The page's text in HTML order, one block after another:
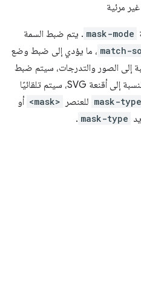
غير مرئية
mask-mode . يتم ضبط السمة
match- ، ما يؤدي إلى ضبط وضع
إلى الصور والتدرجات، سيتم ضبط
. بالنسبة إلى أقنعة SVG، سيتم تلقائيًا
mask-type للعنصر <mask> أو
mask-type
.